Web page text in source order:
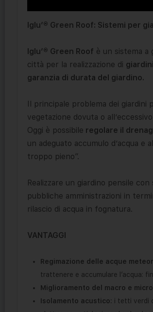
Iglu’® Green Roof: Sistemi per
Iglu’® Green Roof è un sistema a
città per la realizzazione di
garanzia di durata del giardino.
Il principale problema dei giardini
vegetazione dovuta o
Oggi è possibile regolare il
un adeguato accumulo d’acqua e
troppo pieno”.
Realizzare un giardino pensile con
pubbliche amministrazioni in
rilascio di acqua in fognatura.
VANTAGGI
Regimazione delle acque
trattenere e accumulare l’acqua:
Miglioramento del macro e
Isolamento acustico: i tetti verdi